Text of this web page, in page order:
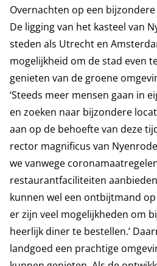
Overnachten op een
De ligging van het kasteel van
steden als Utrecht en
mogelijkheid om de stad even
genieten van de groene
‘Steeds meer mensen gaan in
en zoeken naar bijzondere
aan op de behoefte van deze
rector magnificus van
we vanwege
restaurantfaciliteiten
kunnen wel een ontbijtmand
er zijn veel mogelijkheden om
heerlijk diner te bestellen.’
landgoed een prachtige